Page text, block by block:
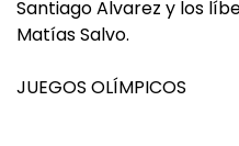
Santiago Alvarez y los
Matías Salvo.
JUEGOS OLÍMPICOS